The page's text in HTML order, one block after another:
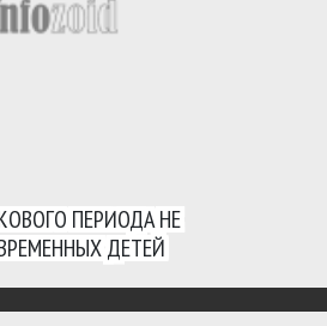
ПЕРИОДА НЕ
ДЕТЕЙ